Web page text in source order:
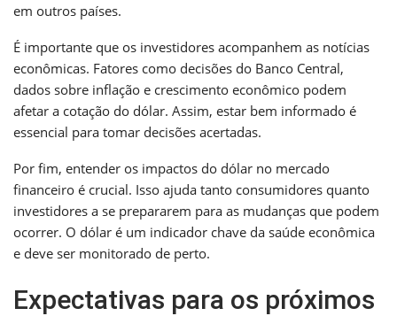
em outros países.
É importante que os investidores acompanhem as notícias
econômicas. Fatores como decisões do Banco Central,
dados sobre inflação e crescimento econômico podem
afetar a cotação do dólar. Assim, estar bem informado é
essencial para tomar decisões acertadas.
Por fim, entender os impactos do dólar no mercado
financeiro é crucial. Isso ajuda tanto consumidores quanto
investidores a se prepararem para as mudanças que podem
ocorrer. O dólar é um indicador chave da saúde econômica
e deve ser monitorado de perto.
Expectativas para os próximos